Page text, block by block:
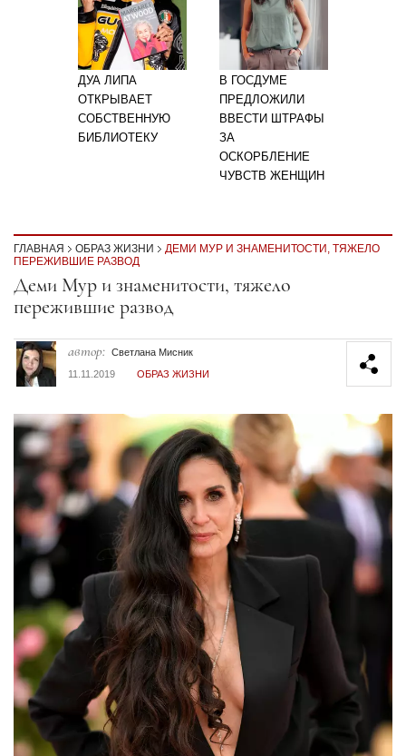
ДУА ЛИПА
ОТКРЫВАЕТ
СОБСТВЕННУЮ
БИБЛИОТЕКУ
В ГОСДУМЕ
ПРЕДЛОЖИЛИ
ВВЕСТИ ШТРАФЫ
ЗА
ОСКОРБЛЕНИЕ
ЧУВСТВ ЖЕНЩИН
ГЛАВНАЯ ОБРАЗ ЖИЗНИ
ДЕМИ МУР И ЗНАМЕНИТОСТИ, ТЯЖЕЛО
ПЕРЕЖИВШИЕ РАЗВОД
Секция статей
Деми Мур и знаменитости, тяжело
пережившие развод
автор: Светлана Мисник
11.11.2019
ОБРАЗ ЖИЗНИ